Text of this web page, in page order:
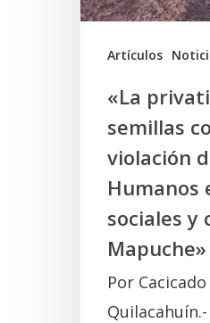
Artículos
violación
Derechos
Humanos
económicos,
sociales
culturales
Mapuche»
«La
semillas
violación
Humanos
sociales y
Mapuche»
Por